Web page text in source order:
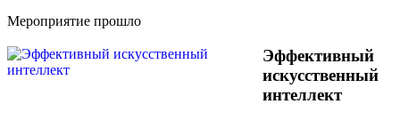
Мероприятие прошло
Эффективный
искусственный
интеллект